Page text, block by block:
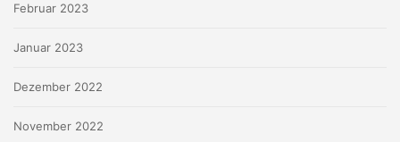
Februar 2023
Januar 2023
Dezember 2022
November 2022